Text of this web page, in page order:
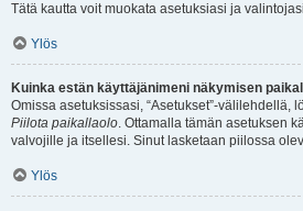
Tätä kautta voit muokata asetuksiasi ja
Ylös
Kuinka estän käyttäjänimeni näkymisen
Omissa asetuksissasi, “Asetukset”-välilehdellä,
Piilota paikallaolo. Ottamalla tämän asetuksen
valvojille ja itsellesi. Sinut lasketaan piilossa
Ylös